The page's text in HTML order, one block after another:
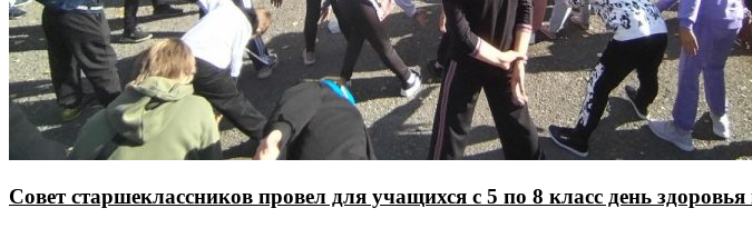
Совет старшеклассников провел для учащихся с 5 по 8 класс день